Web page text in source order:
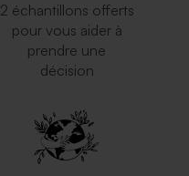
2 échantillons offerts
pour vous aider à
prendre une
décision